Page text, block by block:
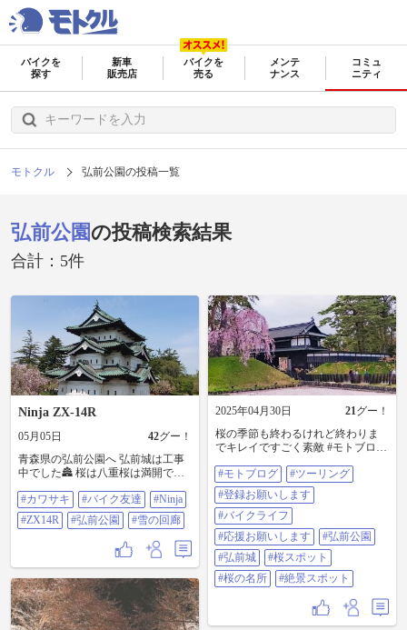
バイクを
探す
新車
販売店
バイクを
売る
メンテ
ナンス
コミュ
ニティ
モトクル 弘前公園の投稿一覧
弘前公園の投稿検索結果
合計：5件
Ninja ZX-14R
05月05日 42グー！
青森県の弘前公園へ 弘前城は工事
中でした🏯 桜は八重桜は満開でし
るらしいけど、葉っぱになってた
😅 遠い向こうに見えるのは、富士
山ではありません。岩木山でした
が、とてもキレイでした🗻 そし
て、八甲田十和田湖ゴールドライ
ンの雪の回廊を通って再び十和田
湖へ 十和田湖の桜はまだ七分咲き
くらいで残ってました👍 #カワサキ
#バイク友達#Ninja#ZX14R#弘前公
園#雪の回廊
#カワサキ #バイク友達
#Ninja
#ZX14R
#弘前公園 #雪の回廊
2025年04月30日 21グー！
桜の季節も終わるけれど終わりま
でキレイですごく素敵 #モトブログ
バイクライフ #応援お願いします #
弘前公園 #弘前城 #桜スポット #桜
の名所 #絶景スポット
#モトブログ
#ツーリング
#登録お願いします
#バイクライフ
#応援お願いします
#弘前公園
#弘前城
#桜スポット
#桜の名所
#絶景スポット